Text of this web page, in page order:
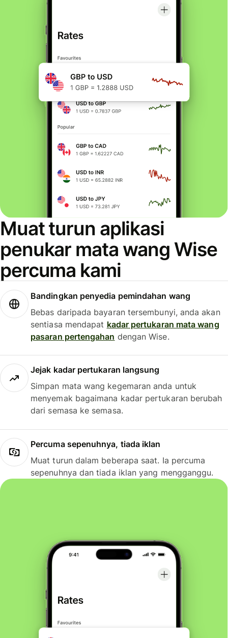
Muat turun aplikasi
penukar mata wang Wise
percuma kami
Bandingkan penyedia pemindahan wang
Bebas daripada bayaran tersembunyi, anda akan
sentiasa mendapat kadar pertukaran mata wang
pasaran pertengahan dengan Wise.
Jejak kadar pertukaran langsung
Simpan mata wang kegemaran anda untuk
menyemak bagaimana kadar pertukaran berubah
dari semasa ke semasa.
Percuma sepenuhnya, tiada iklan
Muat turun dalam beberapa saat. Ia percuma
sepenuhnya dan tiada iklan yang mengganggu.